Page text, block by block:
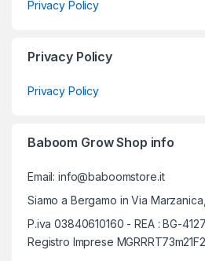
Privacy Policy
Privacy Policy
Privacy Policy
Baboom Grow Shop info
Email: info@baboomstore.it
Siamo a Bergamo in Via
P.iva 03840610160 - REA : BG-
Registro Imprese